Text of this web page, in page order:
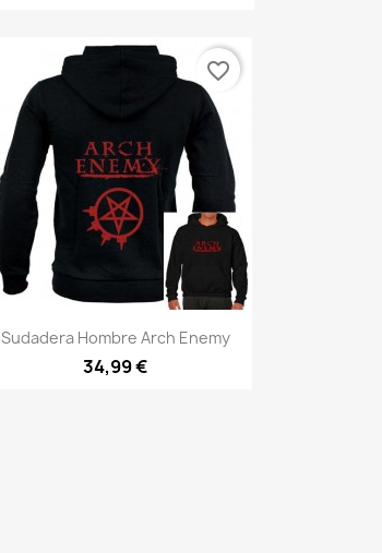
Vista rápida
Sudadera Hombre Arch Enemy
34,99 €
favorite_border